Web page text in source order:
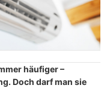
häufiger –
Doch darf man sie